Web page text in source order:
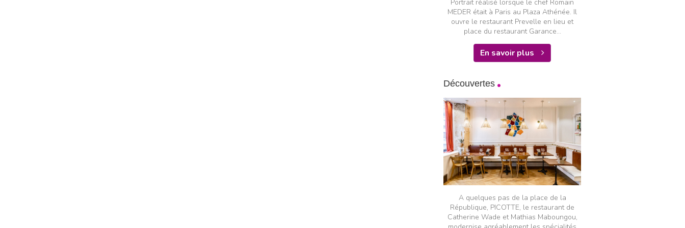
Portrait réalisé lorsque le chef Romain
MEDER était à Paris au Plaza Athénée. Il
ouvre le restaurant Prevelle en lieu et
place du restaurant Garance...
En savoir plus
Découvertes
A quelques pas de la place de la
République, PICOTTE, le restaurant de
Catherine Wade et Mathias Maboungou,